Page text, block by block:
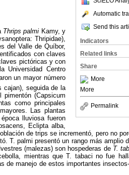
Automatic
Send this
Indicators
Related links
Share
More
More
Permalink
Thrips palmi Kamy, y
Thripidae),
del Valle de Quíbor,
con claves
pictóricas y con
Universidad Centro
un mayor número
cajan), seguida de la
pimentón (Capsicum
como principales
Las plantas
lluviosa fueron
Eclipta alba,
de trips se incrementó, pero no
T. palmi presentó un rango más amplio
(malezas) son hospederas de T.
mientras que T. tabaci no fue
de manejo de estos importantes